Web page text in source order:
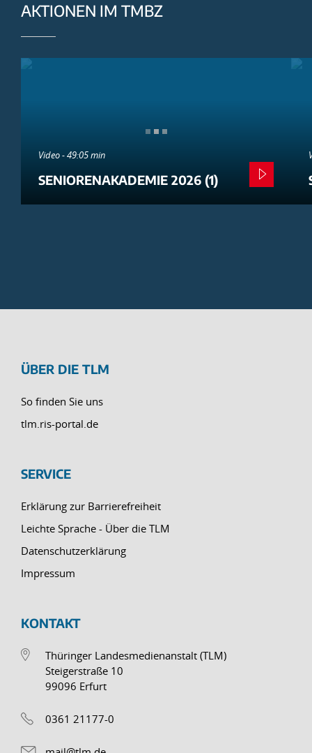
AKTIONEN IM TMBZ
Video - 49:05 min
SENIORENAKADEMIE 2026 (1)
ÜBER DIE TLM
So finden Sie uns
tlm.ris-portal.de
SERVICE
Erklärung zur Barrierefreiheit
Leichte Sprache - Über die TLM
Datenschutzerklärung
Impressum
KONTAKT
Thüringer Landesmedienanstalt (TLM)
Steigerstraße 10
99096 Erfurt
0361 21177-0